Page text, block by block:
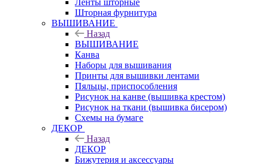
Ленты шторные
Шторная фурнитура
ВЫШИВАНИЕ
Назад
ВЫШИВАНИЕ
Канва
Наборы для вышивания
Принты для вышивки лентами
Пяльцы, приспособления
Рисунок на канве (вышивка крестом)
Рисунок на ткани (вышивка бисером)
Схемы на бумаге
ДЕКОР
Назад
ДЕКОР
Бижутерия и аксессуары